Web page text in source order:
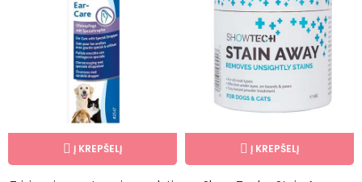
Į KREPŠELĮ Į KREPŠELĮ